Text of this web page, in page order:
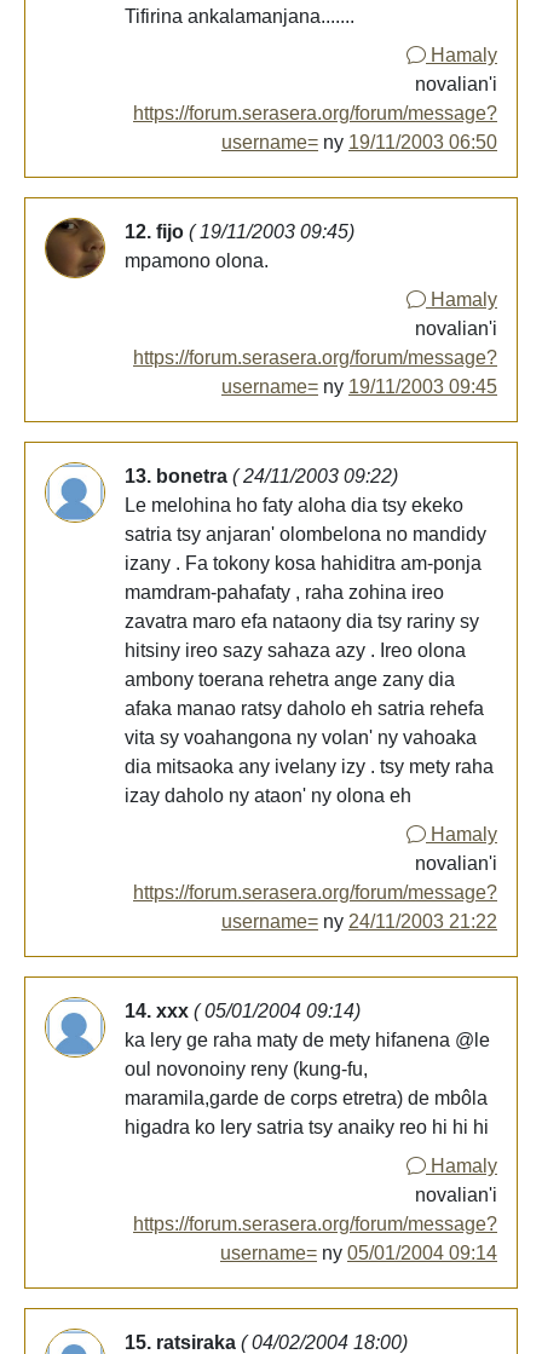
Tifirina ankalamanjana.......
Hamaly
novalian'i
https://forum.serasera.org/forum/message?
username= ny 19/11/2003 06:50
12. fijo ( 19/11/2003 09:45)
mpamono olona.
Hamaly
novalian'i
https://forum.serasera.org/forum/message?
username= ny 19/11/2003 09:45
13. bonetra ( 24/11/2003 09:22)
Le melohina ho faty aloha dia tsy ekeko
satria tsy anjaran' olombelona no mandidy
izany . Fa tokony kosa hahiditra am-ponja
mamdram-pahafaty , raha zohina ireo
zavatra maro efa nataony dia tsy rariny sy
hitsiny ireo sazy sahaza azy . Ireo olona
ambony toerana rehetra ange zany dia
afaka manao ratsy daholo eh satria rehefa
vita sy voahangona ny volan' ny vahoaka
dia mitsaoka any ivelany izy . tsy mety raha
izay daholo ny ataon' ny olona eh
Hamaly
novalian'i
https://forum.serasera.org/forum/message?
username= ny 24/11/2003 21:22
14. xxx ( 05/01/2004 09:14)
ka lery ge raha maty de mety hifanena @le
oul novonoiny reny (kung-fu,
maramila,garde de corps etretra) de mbôla
higadra ko lery satria tsy anaiky reo hi hi hi
Hamaly
novalian'i
https://forum.serasera.org/forum/message?
username= ny 05/01/2004 09:14
15. ratsiraka ( 04/02/2004 18:00)